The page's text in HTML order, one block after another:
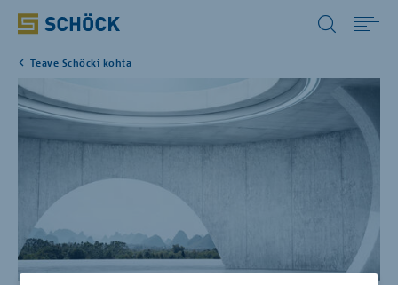
Allalaadimine
Referentsid
Estonia (EE) Eesti
Teave Schöcki kohta